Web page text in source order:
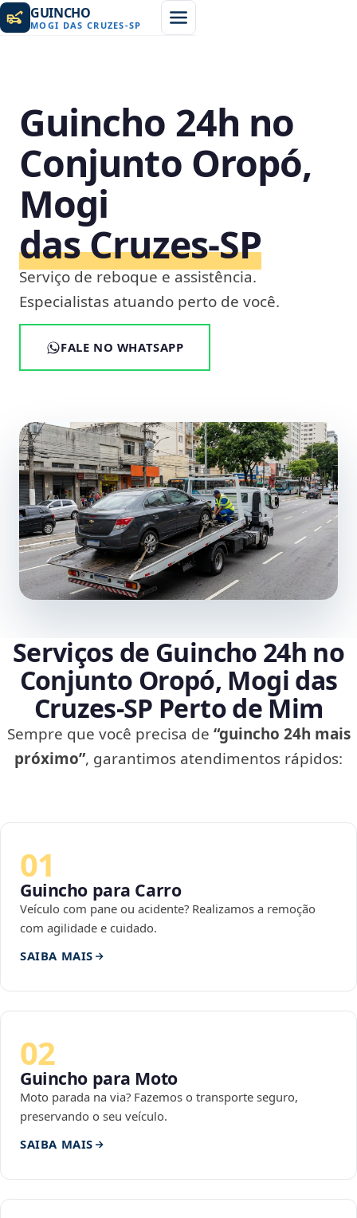
GUINCHO
MOGI DAS CRUZES-SP
Guincho 24h no
Conjunto Oropó,
Mogi
das Cruzes‑SP
Serviço de reboque e assistência.
Especialistas atuando perto de você.
FALE NO WHATSAPP
Serviços de Guincho 24h no
Conjunto Oropó, Mogi das
Cruzes‑SP Perto de Mim
Sempre que você precisa de “guincho 24h mais
próximo”, garantimos atendimentos rápidos:
01
Guincho para Carro
Veículo com pane ou acidente? Realizamos a remoção
com agilidade e cuidado.
SAIBA MAIS
02
Guincho para Moto
Moto parada na via? Fazemos o transporte seguro,
preservando o seu veículo.
SAIBA MAIS